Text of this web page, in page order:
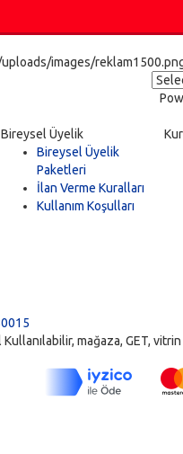
images/
Bireysel Üyelik
Bireysel Üyelik
Paketleri
İlan Verme Kuralları
Kullanım Koşulları
mağaza, GET,